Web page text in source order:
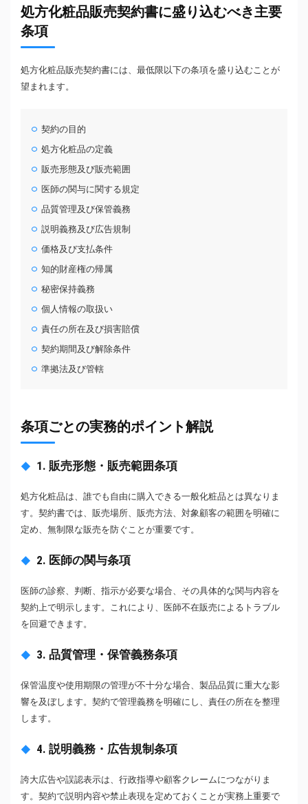
処方化粧品販売契約書に盛り込むべき主要
条項
処方化粧品販売契約書には、最低限以下の条項を盛り込むことが
望まれます。
契約の目的
処方化粧品の定義
販売形態及び販売範囲
医師の関与に関する規定
品質管理及び保管義務
説明義務及び広告規制
価格及び支払条件
知的財産権の帰属
秘密保持義務
個人情報の取扱い
責任の所在及び損害賠償
契約期間及び解除条件
準拠法及び管轄
条項ごとの実務的ポイント解説
1. 販売形態・販売範囲条項
処方化粧品は、誰でも自由に購入できる一般化粧品とは異なりま
す。契約書では、販売場所、販売方法、対象顧客の範囲を明確に
定め、無制限な販売を防ぐことが重要です。
2. 医師の関与条項
医師の診察、判断、指示が必要な場合、その具体的な関与内容を
契約上で明示します。これにより、医師不在販売によるトラブル
を回避できます。
3. 品質管理・保管義務条項
保管温度や使用期限の管理が不十分な場合、製品品質に重大な影
響を及ぼします。契約で管理義務を明確にし、責任の所在を整理
します。
4. 説明義務・広告規制条項
誇大広告や誤認表示は、行政指導や顧客クレームにつながりま
す。契約で説明内容や禁止表現を定めておくことが実務上重要で